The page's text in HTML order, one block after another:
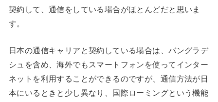
契約して、通信をしている場合がほとんどだと思いま
す。
日本の通信キャリアと契約している場合は、バングラデ
シュを含め、海外でもスマートフォンを使ってインター
ネットを利用することができるのですが、通信方法が日
本にいるときと少し異なり、国際ローミングという機能